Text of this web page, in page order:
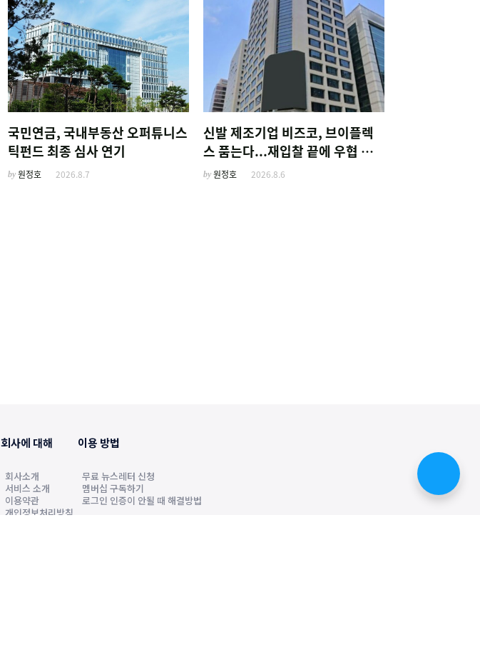
국민연금, 국내부동산 오퍼튜니스
틱펀드 최종 심사 연기
by원정호 2026.8.7
신발 제조기업 비즈코, 브이플렉
스 품는다...재입찰 끝에 우협 선
정
by원정호 2026.8.6
회사에 대해
회사소개
서비스 소개
이용약관
개인정보처리방침
이용 방법
무료 뉴스레터 신청
멤버십 구독하기
로그인 인증이 안될 때 해결방법